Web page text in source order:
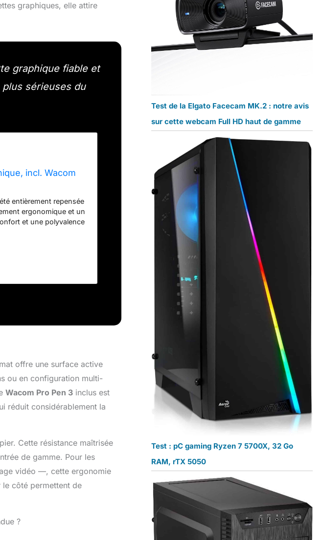
graphiques, elle attire
graphique fiable et
sérieuses du
incl. Wacom
entièrement repensée
ergonomique et un
et une polyvalence
et créativité. Compatible
améliore votre
de divers secteurs, y
photo, la
Wacom, elle offre
des nouvelles
du stylet,
Avec une
3, avec ses 8 192
précis et est le
il garantit
entièrement optimisé.
x 253 x 4~7 mm with
nib x 2, nib remover x 1);
no buttons, short side
buttons; QSG, IPI
offre une surface active
ou en configuration multi-
Wacom Pro Pen 3 inclus est
réduit considérablement la
Cette résistance maîtrisée
de gamme. Pour les
vidéo —, cette ergonomie
le côté permettent de
?
Test de la Elgato Facecam MK.2 : notre avis
sur cette webcam Full HD haut de gamme
Test : pC gaming Ryzen 7 5700X, 32 Go
RAM, rTX 5050